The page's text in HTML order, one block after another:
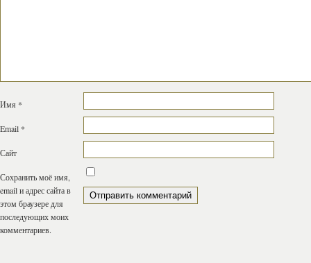
Имя *
Email *
Сайт
Сохранить моё имя,
email и адрес сайта в
этом браузере для
последующих моих
комментариев.